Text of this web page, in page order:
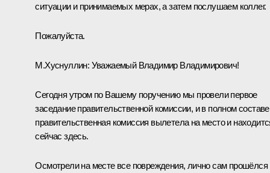
ситуации и принимаемых мерах, а затем послушаем коллег.
Пожалуйста.
М.Хуснуллин: Уважаемый Владимир Владимирович!
Сегодня утром по Вашему поручению мы провели первое
заседание правительственной комиссии, и в полном составе
правительственная комиссия вылетела на место и
сейчас здесь.
Осмотрели на месте все повреждения, лично сам прошёлся